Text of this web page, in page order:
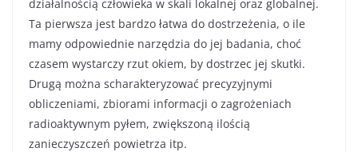
działalnością człowieka w skali lokalnej oraz globalnej.
Ta pierwsza jest bardzo łatwa do dostrzeżenia, o ile
mamy odpowiednie narzędzia do jej badania, choć
czasem wystarczy rzut okiem, by dostrzec jej skutki.
Drugą można scharakteryzować precyzyjnymi
obliczeniami, zbiorami informacji o zagrożeniach
radioaktywnym pyłem, zwiększoną ilością
zanieczyszczeń powietrza itp.